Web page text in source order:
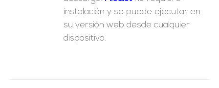
instalación y se puede ejecutar en
su versión web desde cualquier
dispositivo.